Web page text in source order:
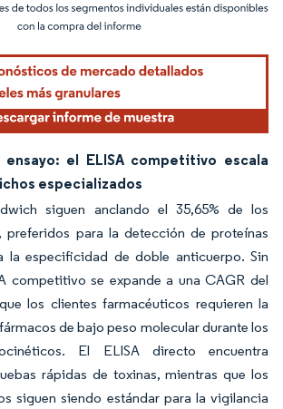
El uso requiere atribución según CC BY 4.0.
el ELISA competitivo escala
especializados
siguen anclando el 35,65% de los
preferidos para la detección de proteínas
la especificidad de doble anticuerpo. Sin
competitivo se expande a una CAGR del
los clientes farmacéuticos requieren la
de bajo peso molecular durante los
El ELISA directo encuentra
rápidas de toxinas, mientras que los
siguen siendo estándar para la vigilancia